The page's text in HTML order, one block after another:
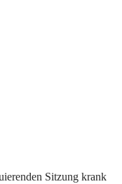
Sitzung krank